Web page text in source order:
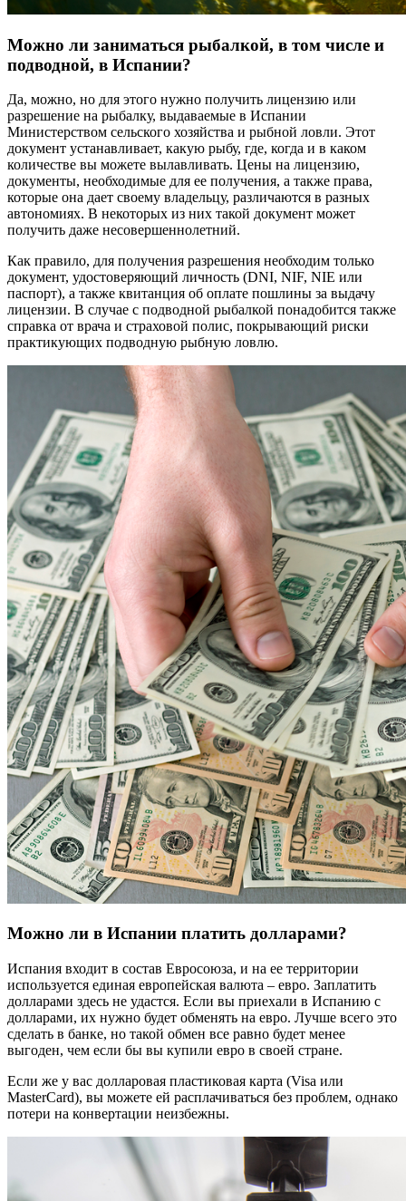
Можно ли заниматься рыбалкой, в том числе и
подводной, в Испании?
Да, можно, но для этого нужно получить лицензию или
разрешение на рыбалку, выдаваемые в Испании
Министерством сельского хозяйства и рыбной ловли. Этот
документ устанавливает, какую рыбу, где, когда и в каком
количестве вы можете вылавливать. Цены на лицензию,
документы, необходимые для ее получения, а также права,
которые она дает своему владельцу, различаются в разных
автономиях. В некоторых из них такой документ может
получить даже несовершеннолетний.
Как правило, для получения разрешения необходим только
документ, удостоверяющий личность (DNI, NIF, NIE или
паспорт), а также квитанция об оплате пошлины за выдачу
лицензии. В случае с подводной рыбалкой понадобится также
справка от врача и страховой полис, покрывающий риски
практикующих подводную рыбную ловлю.
Можно ли в Испании платить долларами?
Испания входит в состав Евросоюза, и на ее территории
используется единая европейская валюта – евро. Заплатить
долларами здесь не удастся. Если вы приехали в Испанию с
долларами, их нужно будет обменять на евро. Лучше всего это
сделать в банке, но такой обмен все равно будет менее
выгоден, чем если бы вы купили евро в своей стране.
Если же у вас долларовая пластиковая карта (Visa или
MasterCard), вы можете ей расплачиваться без проблем, однако
потери на конвертации неизбежны.